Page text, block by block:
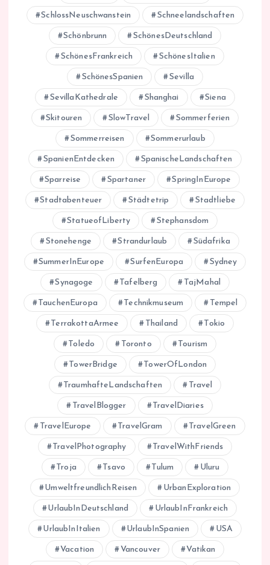
SchlossNeuschwanstein Schneelandschaften
Schönbrunn SchönesDeutschland
SchönesFrankreich SchönesItalien
SchönesSpanien Sevilla
SevillaKathedrale Shanghai Siena
Skitouren SlowTravel Sommerferien
Sommerreisen Sommerurlaub
SpanienEntdecken SpanischeLandschaften
Sparreise Spartaner SpringInEurope
Stadtabenteuer Städtetrip Stadtliebe
StatueofLiberty Stephansdom
Stonehenge Strandurlaub Südafrika
SummerInEurope SurfenEuropa Sydney
Synagoge Tafelberg TajMahal
TauchenEuropa Technikmuseum Tempel
TerrakottaArmee Thailand Tokio
Toledo Toronto Tourism
TowerBridge TowerOfLondon
TraumhafteLandschaften Travel
TravelBlogger TravelDiaries
TravelEurope TravelGram TravelGreen
TravelPhotography TravelWithFriends
Troja Tsavo Tulum Uluru
UmweltfreundlichReisen UrbanExploration
UrlaubInDeutschland UrlaubInFrankreich
UrlaubInItalien UrlaubInSpanien USA
Vacation Vancouver Vatikan